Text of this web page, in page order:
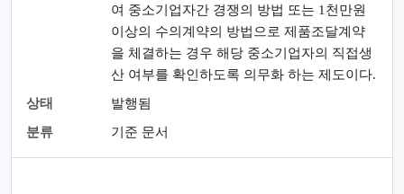
여 중소기업자간 경쟁의 방법 또는 1천만원
이상의 수의계약의 방법으로 제품조달계약
을 체결하는 경우 해당 중소기업자의 직접생
산 여부를 확인하도록 의무화 하는 제도이다.
상태
발행됨
분류
기준 문서